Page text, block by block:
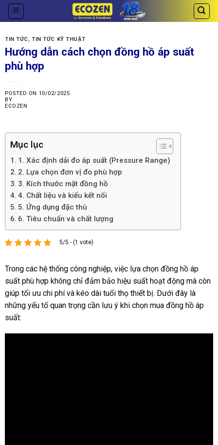
Skip
TIN TỨC,TIN TỨC KỸ THUẬT
Hướng dẫn cách chọn đồng hồ áp suất
phù hợp
POSTED ON 10/02/2025
BY
ECOZEN
Mục lục
1. Xác định dải đo áp suất (Pressure Range)
2. Lựa chọn đơn vị đo phù hợp
3. Kích thước mặt đồng hồ
4. Chất liệu và kiểu kết nối
5. Ứng dụng đặc thù
6. Tiêu chuẩn và chất lượng
5/5 - (1 vote)
Trong các hệ thống công nghiệp, việc lựa chọn đồng hồ áp
suất phù hợp không chỉ đảm bảo hiệu suất hoạt động mà còn
giúp tối ưu chi phí và kéo dài tuổi thọ thiết bị. Dưới đây là
những yếu tố quan trọng cần lưu ý khi chọn mua đồng hồ áp
suất: